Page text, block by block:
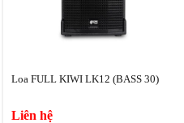
Loa FULL KIWI LK12 (BASS 30)
Liên hệ